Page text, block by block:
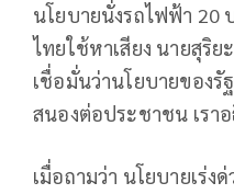
นโยบายนั่งรถไฟฟ้า 20
ไทยใช้หาเสียง นายสุริย
เชื่อมั่นว่านโยบายของ
สนองต่อประชาชน เรา
เมื่อถามว่า นโยบายเร่